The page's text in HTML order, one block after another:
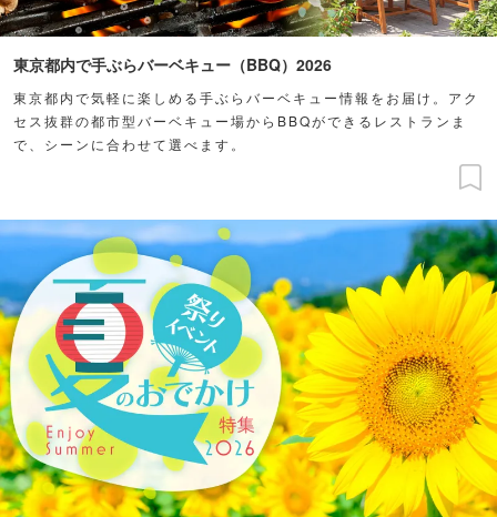
東京都内で手ぶらバーベキュー（BBQ）2026
東京都内で気軽に楽しめる手ぶらバーベキュー情報をお届け。アク
セス抜群の都市型バーベキュー場からBBQができるレストランま
で、シーンに合わせて選べます。